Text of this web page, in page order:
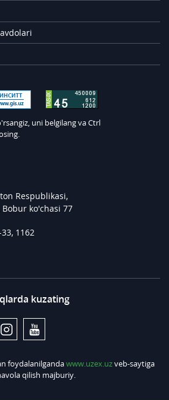
uni belgilang va Ctrl
Respublikasi,
ko'chasi 77
1162
kuzating
foydalanilgandawww.uzex.uzveb-saytiga
qilish majburiy.